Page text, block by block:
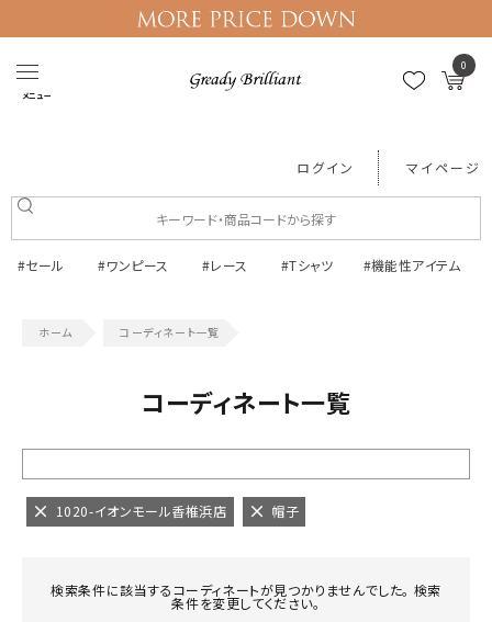
メニュー
0
ログイン マイページ
#セール #ワンピース #レース #Tシャツ #機能性アイテム
コーディネート一覧
コーディネート一覧
1020-イオンモール香椎浜店 帽子
検索条件に該当するコーディネートが見つかりませんでした。 検索
条件を変更してください。